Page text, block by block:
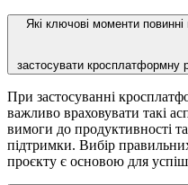
Які ключові моменти
застосувати кросплатформну
При застосуванні
важливо враховувати такі
вимоги до продуктивності та
підтримки. Вибір правильних
проєкту є основою для